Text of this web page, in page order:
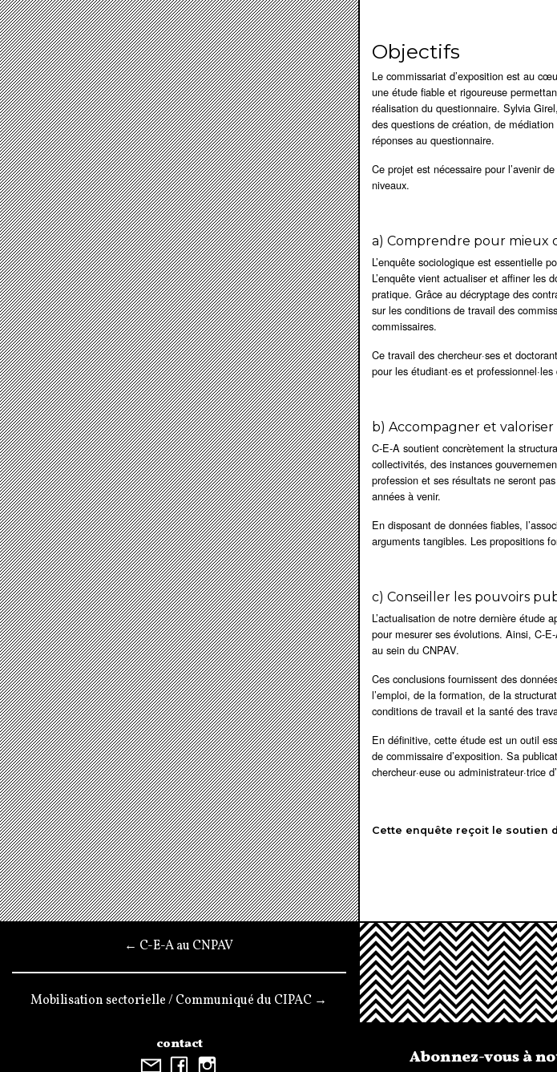
Objectifs
Le commissariat d’exposition est au
une étude fiable et rigoureuse
réalisation du questionnaire. Sylvia
des questions de création, de
réponses au questionnaire.
Ce projet est nécessaire pour l’avenir
niveaux.
a) Comprendre pour
L’enquête sociologique est essentielle
L’enquête vient actualiser et affiner les
pratique. Grâce au décryptage des
sur les conditions de travail des
commissaires.
Ce travail des chercheur·ses et
pour les étudiant·es et
b) Accompagner et valoriser
C-E-A soutient concrètement la
collectivités, des instances
profession et ses résultats ne seront
années à venir.
En disposant de données fiables,
arguments tangibles. Les propositions
c) Conseiller les pouvoirs
L’actualisation de notre dernière étude
pour mesurer ses évolutions. Ainsi, C-
au sein du CNPAV.
Ces conclusions fournissent des
l’emploi, de la formation, de la
conditions de travail et la santé des
En définitive, cette étude est un outil
de commissaire d’exposition. Sa
chercheur·euse ou administrateur·trice
Cette enquête reçoit le soutien
← C-E-A au CNPAV
Mobilisation sectorielle / Communiqué du CIPAC →
contact
Abonnez-vous à